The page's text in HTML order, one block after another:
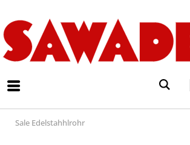
Sale Edelstahhlrohr